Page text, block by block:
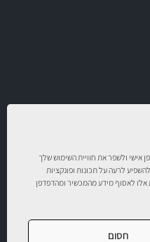
אישי ולשפר את חוויית השימוש שלך
לרעה על תכונות ופונקציות
לאסוף מידע מהמכשיר ומהדפדפן
חסום